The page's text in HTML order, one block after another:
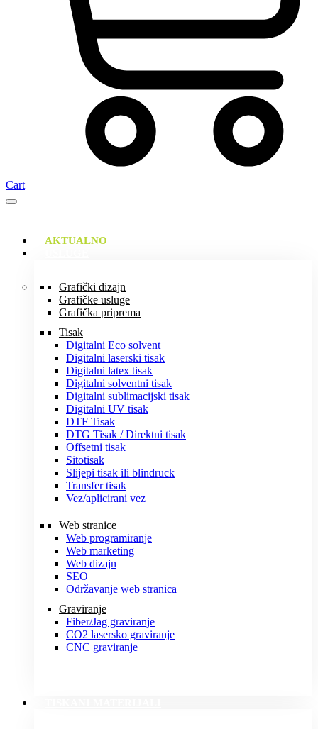
Cart
AKTUALNO
Grafički dizajn
Grafičke usluge
Grafička priprema
Tisak
Digitalni Eco solvent
Digitalni laserski tisak
Digitalni latex tisak
Digitalni solventni tisak
Digitalni sublimacijski tisak
Digitalni UV tisak
DTF Tisak
DTG Tisak / Direktni tisak
Offsetni tisak
Sitotisak
Slijepi tisak ili blindruck
Transfer tisak
Vez/aplicirani vez
Web stranice
Web programiranje
Web marketing
Web dizajn
SEO
Održavanje web stranica
Graviranje
Fiber/Jag graviranje
CO2 lasersko graviranje
CNC graviranje